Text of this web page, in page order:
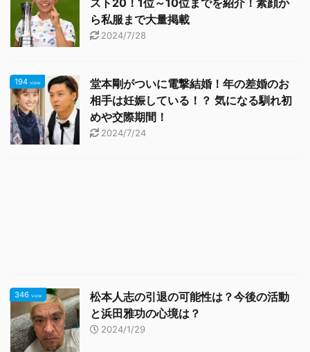
スト20！1位～10位までを紹介！素顔か
ら私服まで大量掲載
2024/7/28
194 view
堂本剛がついに電撃結婚！年の差婚のお
相手は妊娠している！？ 気になる馴れ初
めや交際期間！
2024/7/24
346 view
松本人志の引退の可能性は？今後の活動
と浜田雅功の心境は？
2024/1/29